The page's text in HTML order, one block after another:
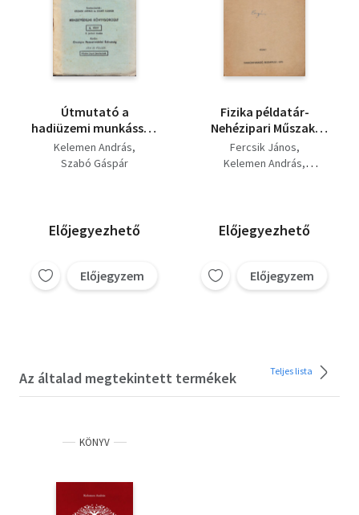
Útmutató a
hadiüzemi munkásság
számára
(Nemzetvédelmi
Kelemen András
Szabó Gáspár
Előjegyezhető
Előjegyzem
Fizika példatár-
Nehézipari Műszaki
Egyetem Kohó- és
Fémipari Főiskolai Kar
Fercsik János
Kelemen András
Előjegyezhető
Előjegyzem
Az általad megtekintett termékek Teljes lista
KÖNYV